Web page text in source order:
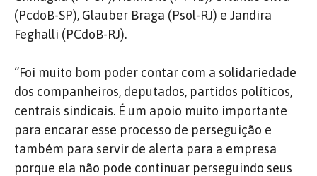
(PcdoB-SP), Glauber Braga (Psol-RJ) e Jandira
Feghalli (PCdoB-RJ).
“Foi muito bom poder contar com a solidariedade
dos companheiros, deputados, partidos políticos,
centrais sindicais. É um apoio muito importante
para encarar esse processo de perseguição e
também para servir de alerta para a empresa
porque ela não pode continuar perseguindo seus